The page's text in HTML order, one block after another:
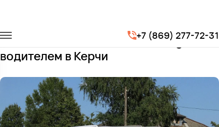
+7 (869) 277-72-31
Mercedes-Benz Travego
Заказать Mercedes-Benz Travego с
водителем в Керчи